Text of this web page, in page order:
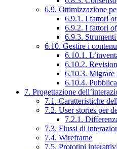
6.9. Ottimizzazione
6.9.1. I fattori
6.9.2. I fattori
6.9.3.
6.10. Gestire i
6.10.1.
6.10.2.
6.10.3. Migrare
6.10.4.
7. Progettazione
7.1. Caratteristiche
7.2. User stories per
7.2.1.
7.3. Flussi di
7.4. Wireframe
7.5. Prototipi interattivi